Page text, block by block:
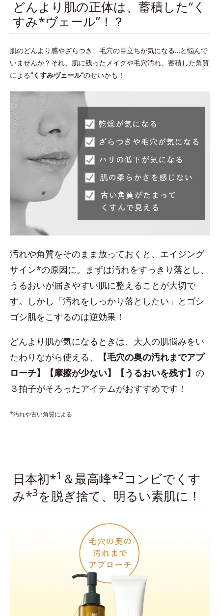
どんより肌の正体は、蓄積した“く
すみ*ヴェール”！？
肌のどんより感やざらつき、毛穴の目立ちが気になる…と悩んで
いませんか？それ、肌に残ったメイクや毛穴汚れ、蓄積した角質
による“くすみヴェール”のせいかも！
汚れや角質をそのまま放っておくと、エイジング
サイン*の原因に。まずは汚れをすっきり落とし、
うるおいが届きやすい肌に整えることが大切で
す。しかし「汚れをしっかり落としたい」とゴシ
ゴシ肌をこするのは逆効果！
どんより肌が気になるときは、大人の肌悩みをい
たわりながら使える、
【毛穴の奥の汚れまでアプ
ローチ】【摩擦が少ない】【うるおいを残す】 の
３拍子がそろったアイテムがおすすめです！
*汚れや古い角質による
日本初*1 ＆最高峰*2コンビでくす
み*3を脱ぎ捨て、明るい素肌に！